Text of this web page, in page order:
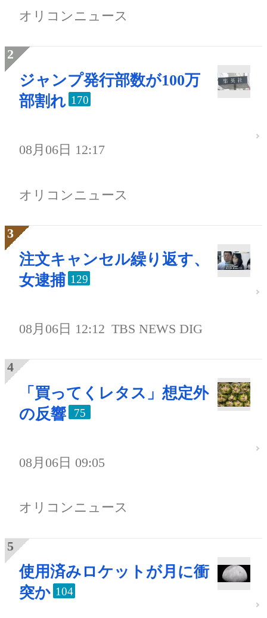
オリコンニュース
ジャンプ発行部数が100万
部割れ 170
08月06日 12:17
オリコンニュース
注文キャンセル繰り返す、
女逮捕 129
08月06日 12:12 TBS NEWS DIG
「買ってくレタス」想定外
の反響
75
08月06日 09:05
オリコンニュース
使用済みロケットが月に衝
突か 104